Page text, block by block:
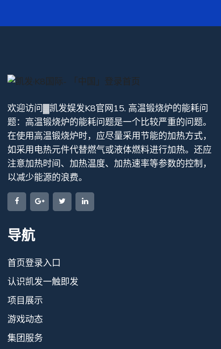
欢迎访问▓凯发娱发K8官网15. 高温锻烧炉的能耗问
题：高温锻烧炉的能耗问题是一个比较严重的问题。
在使用高温锻烧炉时，应尽量采用节能的加热方式，
如采用电热元件代替燃气或液体燃料进行加热。还应
注意加热时间、加热温度、加热速率等参数的控制，
以减少能源的浪费。
导航
首页登录入口
认识凯发一触即发
项目展示
游戏动态
集团服务